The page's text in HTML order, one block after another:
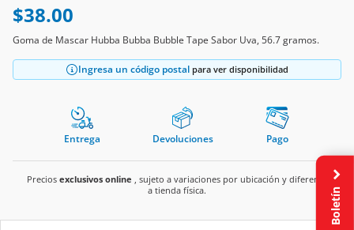
$38.00
Goma de Mascar Hubba Bubba Bubble Tape Sabor Uva, 56.7 gramos.
Ingresa un código postal para ver disponibilidad
Entrega Devoluciones Pago
Precios exclusivos online , sujeto a variaciones por ubicación y diferente
a tienda física.
Boletín